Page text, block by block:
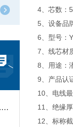
潜水离心曝气泵QXB4.0-50 QXB5.5-100型
4、芯数：5
5、设备品
6、型号：
7、线芯材
8、用途：
9、产品认
10、电线
11、绝缘
12、标称